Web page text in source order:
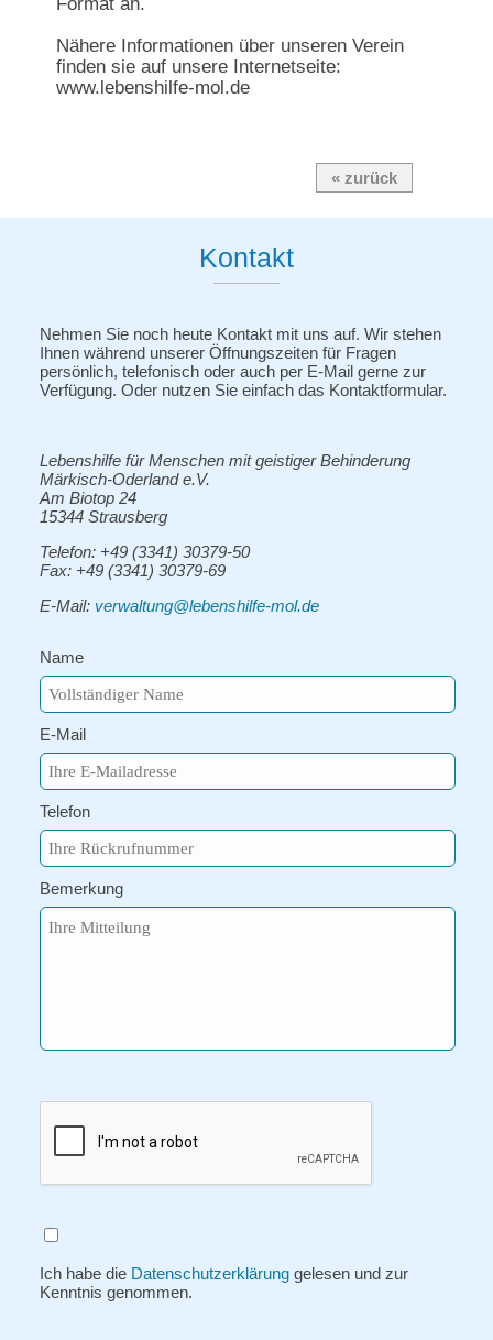
Nähere Informationen über unseren Verein
finden sie auf unsere Internetseite:
www.lebenshilfe-mol.de
« zurück
Kontakt
Nehmen Sie noch heute Kontakt mit uns auf. Wir stehen
Ihnen während unserer Öffnungszeiten für Fragen
persönlich, telefonisch oder auch per E-Mail gerne zur
Verfügung. Oder nutzen Sie einfach das Kontaktformular.
Lebenshilfe für Menschen mit geistiger Behinderung
Märkisch-Oderland e.V.
Am Biotop 24
15344 Strausberg
Telefon: +49 (3341) 30379-50
Fax: +49 (3341) 30379-69
E-Mail: verwaltung@lebenshilfe-mol.de
Name
E-Mail
Telefon
Bemerkung
Ich habe die Datenschutzerklärunggelesen und zur
Kenntnis genommen.